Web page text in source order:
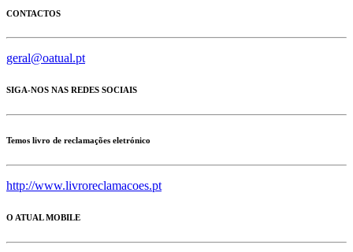
CONTACTOS
geral@oatual.pt
SIGA-NOS NAS REDES SOCIAIS
Temos livro de reclamações eletrónico
http://www.livroreclamacoes.pt
O ATUAL MOBILE